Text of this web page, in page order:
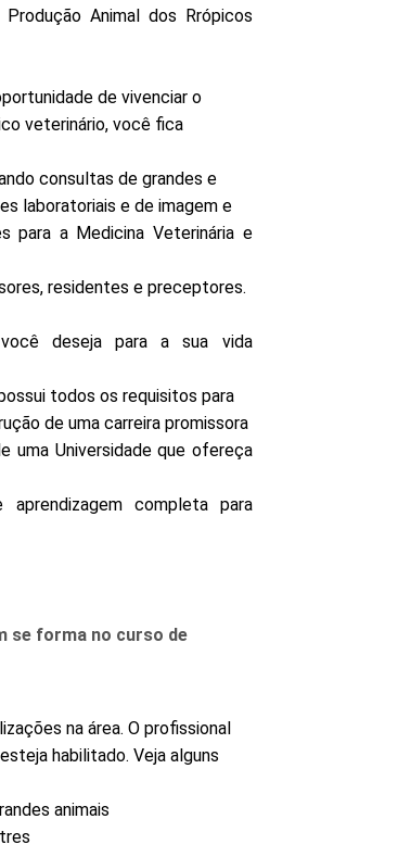
Animal dos Rrópicos
de vivenciar o
veterinário, você fica
consultas de grandes e
laboratoriais e de imagem e
para a Medicina Veterinária e
residentes e preceptores.
deseja para a sua vida
todos os requisitos para
de uma carreira promissora
uma Universidade que ofereça
completa para
se forma no curso de
na área. O profissional
habilitado. Veja alguns
animais